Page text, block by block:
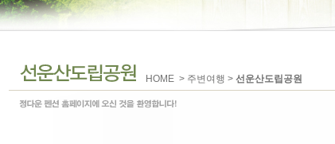
HOME > 주변여행 > 선운산도립공원